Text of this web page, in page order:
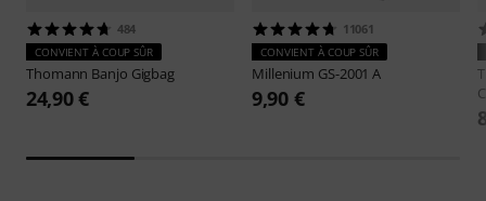
484
CONVIENT À COUP SÛR
Thomann Banjo Gigbag
24,90 €
11061
CONVIENT À COUP SÛR
Millenium GS-2001 A
9,90 €